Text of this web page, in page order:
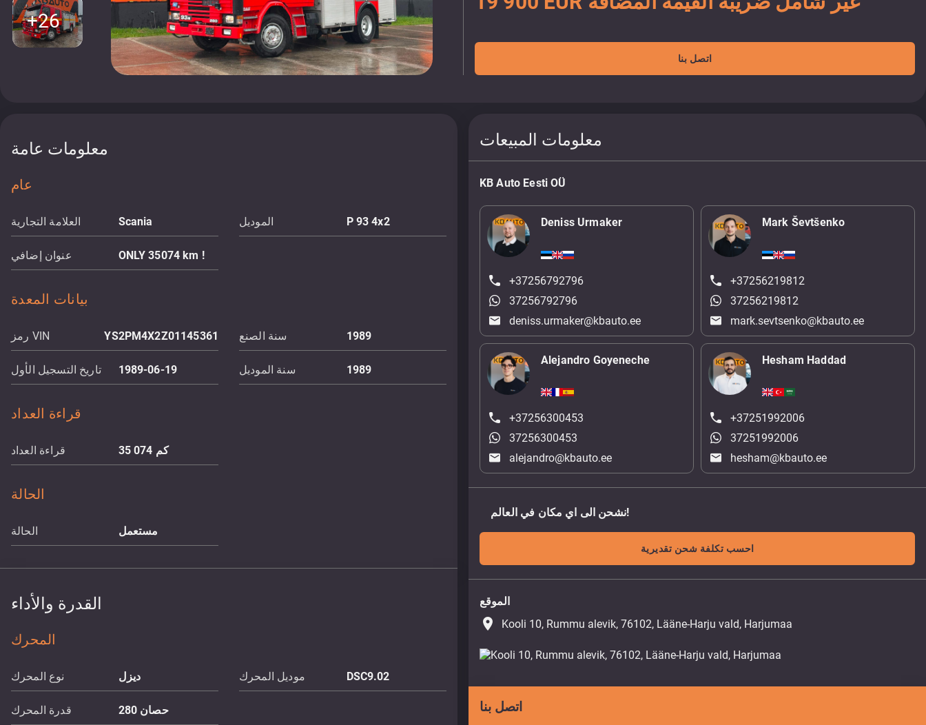
+26
اتصل بنا
معلومات عامة
عام
العلامة التجارية Scania الموديل P 93 4x2
عنوان إضافي ONLY 35074 km !
بيانات المعدة
رمز VIN YS2PM4X2Z01145361 سنة الصنع 1989
تاريخ التسجيل الأول 1989-06-19 سنة الموديل 1989
قراءة العداد
قراءة العداد 35 074 كم
الحالة
الحالة مستعمل
القدرة والأداء
المحرك
نوع المحرك ديزل موديل المحرك DSC9.02
قدرة المحرك 280 حصان
معلومات المبيعات
KB Auto Eesti OÜ
Deniss Urmaker
+37256792796
37256792796
deniss.urmaker@kbauto.ee
Mark Ševtšenko
+37256219812
37256219812
mark.sevtsenko@kbauto.ee
Alejandro Goyeneche
+37256300453
37256300453
alejandro@kbauto.ee
Hesham Haddad
+37251992006
37251992006
hesham@kbauto.ee
نشحن الى اي مكان في العالم!
احسب تكلفة شحن تقديرية
الموقع
place Kooli 10, Rummu alevik, 76102, Lääne-Harju vald, Harjumaa
اتصل بنا